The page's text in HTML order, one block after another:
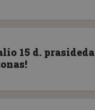
15 d. prasideda